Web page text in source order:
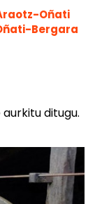
Oñati
Bergara
ditugu.